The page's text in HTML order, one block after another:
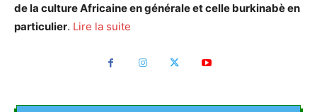
de la culture Africaine en générale et celle burkinabè en
particulier. Lire la suite